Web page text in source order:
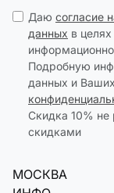
Даю согласие
данных в
Подробную
данных и
Скидка 10% не
скидками
МОСКВА